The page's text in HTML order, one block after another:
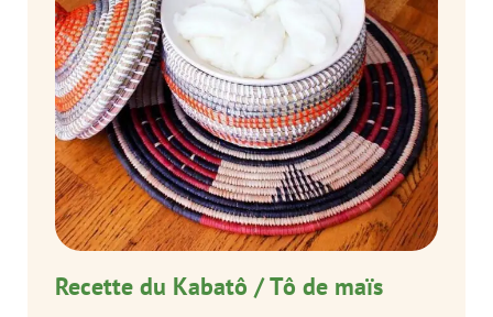
Recette du Kabatô / Tô de maïs